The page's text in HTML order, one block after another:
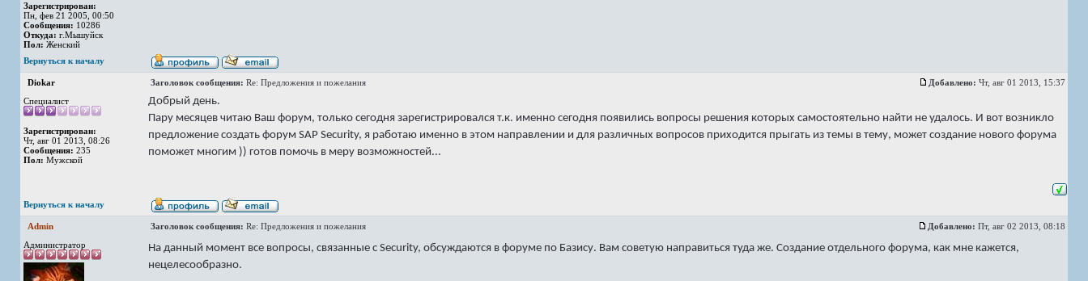
Зарегистрирован:
Пн, фев 21 2005, 00:50
Сообщения: 10286
Откуда: г.Мышуйск
Пол: Женский
Вернуться к началу
Diokar Заголовок сообщения: Re: Предложения и пожелания Добавлено: Чт, авг 01 2013, 15:37
Специалист
Зарегистрирован:
Чт, авг 01 2013, 08:26
Сообщения: 235
Пол: Мужской
Добрый день.
Пару месяцев читаю Ваш форум, только сегодня зарегистрировался т.к. именно сегодня появились вопросы решения которых самостоятельно найти не удалось. И вот возникло
предложение создать форум SAP Security, я работаю именно в этом направлении и для различных вопросов приходится прыгать из темы в тему, может создание нового форума
поможет многим )) готов помочь в меру возможностей...
Вернуться к началу
Admin Заголовок сообщения: Re: Предложения и пожелания Добавлено: Пт, авг 02 2013, 08:18
Администратор
На данный момент все вопросы, связанные с Security, обсуждаются в форуме по Базису. Вам советую направиться туда же. Создание отдельного форума, как мне кажется,
нецелесообразно.